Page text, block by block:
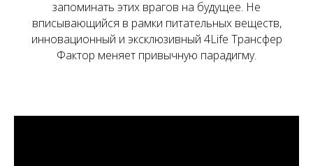
запоминать этих врагов на будущее. Не
вписывающийся в рамки питательных веществ,
инновационный и эксклюзивный 4Life Трансфер
Фактор меняет привычную парадигму.